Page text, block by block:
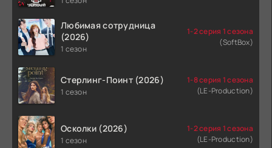
Любимая сотрудница
(2026)
1 сезон
1-2 серия 1 сезона
(SoftBox)
Стерлинг-Поинт (2026)
1 сезон
1-8 серия 1 сезона
(LE-Production)
Осколки (2026)
1 сезон
1-2 серия 1 сезона
(LE-Production)